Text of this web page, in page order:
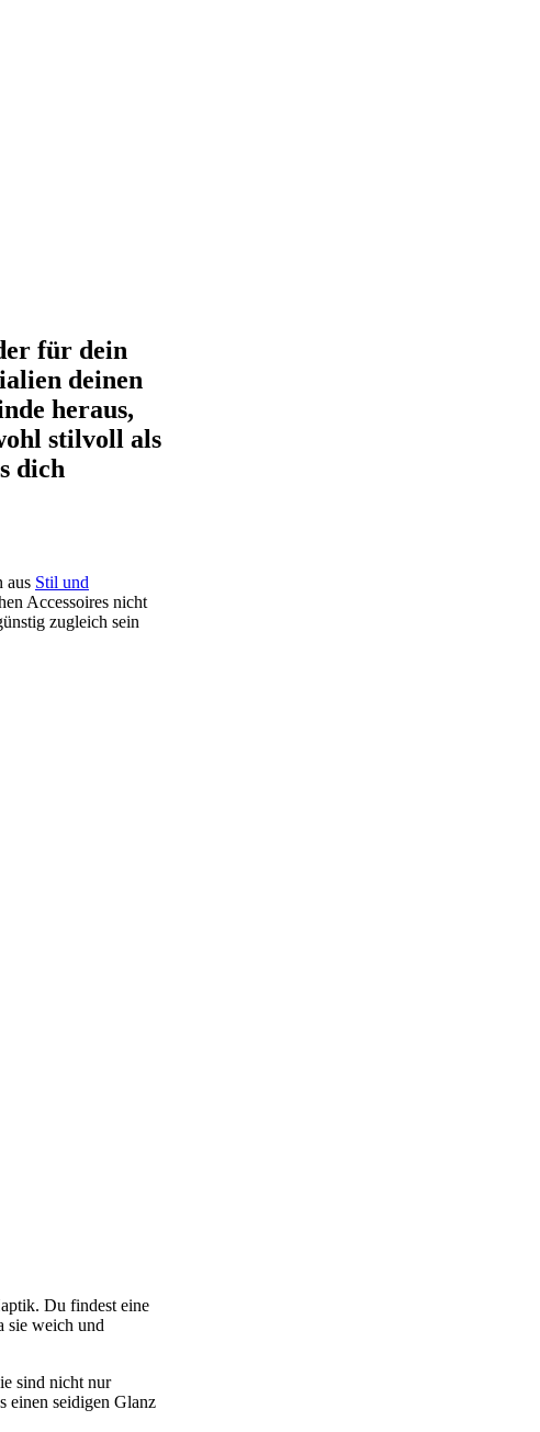
für dein
deinen
heraus,
stilvoll als
dich
aus Stil und
Accessoires nicht
zugleich sein
Du findest eine
sie weich und
sind nicht nur
einen seidigen Glanz